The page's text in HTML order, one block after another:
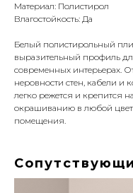
Материал: Полистирол
Влагостойкость: Да
Белый полистирольный
выразительный профиль
современных интерьерах.
неровности стен, кабели и
легко режется и крепится
окрашиванию в любой цвет
помещения.